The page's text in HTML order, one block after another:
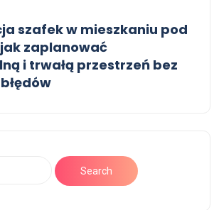
szafek w mieszkaniu pod
zaplanować
i trwałą przestrzeń bez